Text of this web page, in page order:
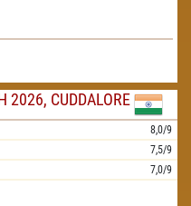
2026, CUDDALORE
8,0/9
7,5/9
7,0/9